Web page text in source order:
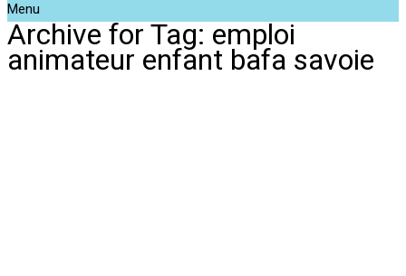
Menu
Archive for Tag: emploi
animateur enfant bafa savoie